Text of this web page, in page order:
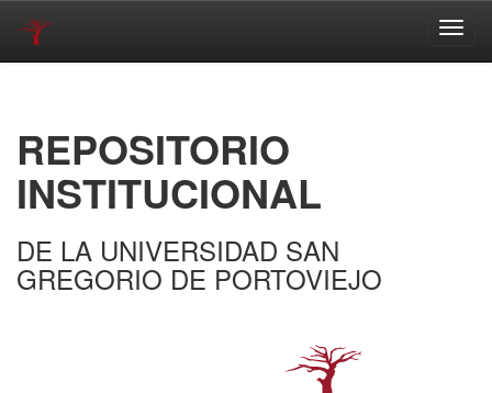
REPOSITORIO
INSTITUCIONAL
DE LA UNIVERSIDAD SAN
GREGORIO DE PORTOVIEJO